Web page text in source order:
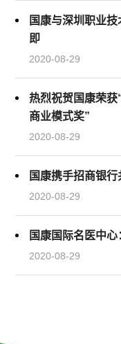
国康与深圳职业
即
2020-08-29
热烈祝贺国康荣
商业模式奖”
2020-08-29
国康携手招商银
2020-08-29
国康国际名医中
2020-08-29